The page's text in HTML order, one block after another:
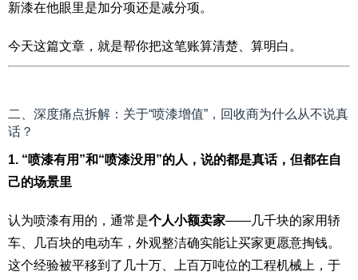
新漆在他眼里是加分项还是减分项。
今天这篇文章，就是帮你把这笔账算清楚、算明白。
二、深度痛点拆解：关于“喷漆增值”，回收商为什么从不说真
话？
1. “喷漆有用”和“喷漆没用”的人，说的都是真话，但都在自
己的场景里
认为喷漆有用的，通常是个人小额卖家——几千块的家用轿
车、几百块的电动车，外观整洁确实能让买家更愿意掏钱。
这个经验被平移到了几十万、上百万吨位的工程机械上，于